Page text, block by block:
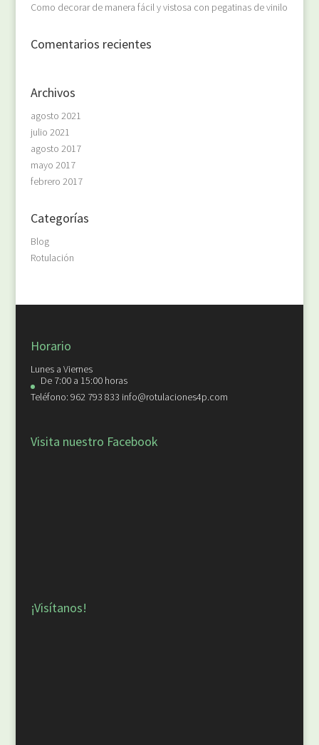
Como decorar de manera fácil y vistosa con pegatinas de vinilo
Comentarios recientes
Archivos
agosto 2021
julio 2021
agosto 2017
mayo 2017
febrero 2017
Categorías
Blog
Rotulación
Horario
Lunes a Viernes
De 7:00 a 15:00 horas
Teléfono: 962 793 833 info@rotulaciones4p.com
Visita nuestro Facebook
¡Visítanos!